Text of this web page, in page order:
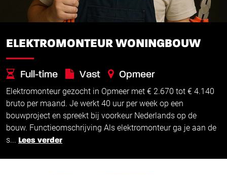
ELEKTROMONTEUR WONINGBOUW
Full-time Vast
Opmeer
€2.670 -€4.140
Elektromonteur gezocht in Opmeer met € 2.670 tot € 4.140
bruto per maand. Je werkt 40 uur per week op een
bouwproject en spreekt bij voorkeur Nederlands op de
bouw. Functieomschrijving Als elektromonteur ga je aan de
s... Lees verder